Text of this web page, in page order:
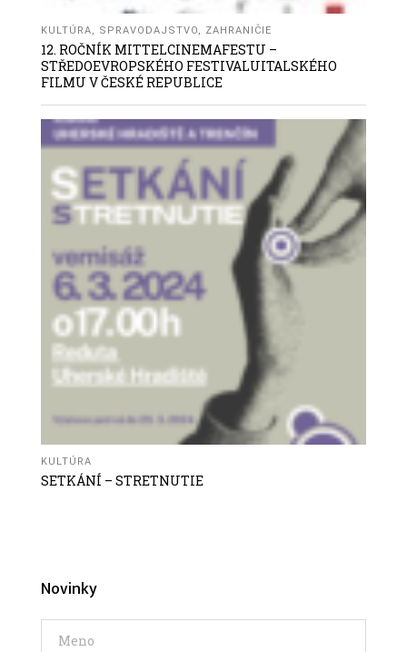
KULTÚRA, SPRAVODAJSTVO, ZAHRANIČIE
12. ROČNÍK MITTELCINEMAFESTU –
STŘEDOEVROPSKÉHO FESTIVALUITALSKÉHO
FILMU V ČESKÉ REPUBLICE
KULTÚRA
SETKÁNÍ – STRETNUTIE
Novinky